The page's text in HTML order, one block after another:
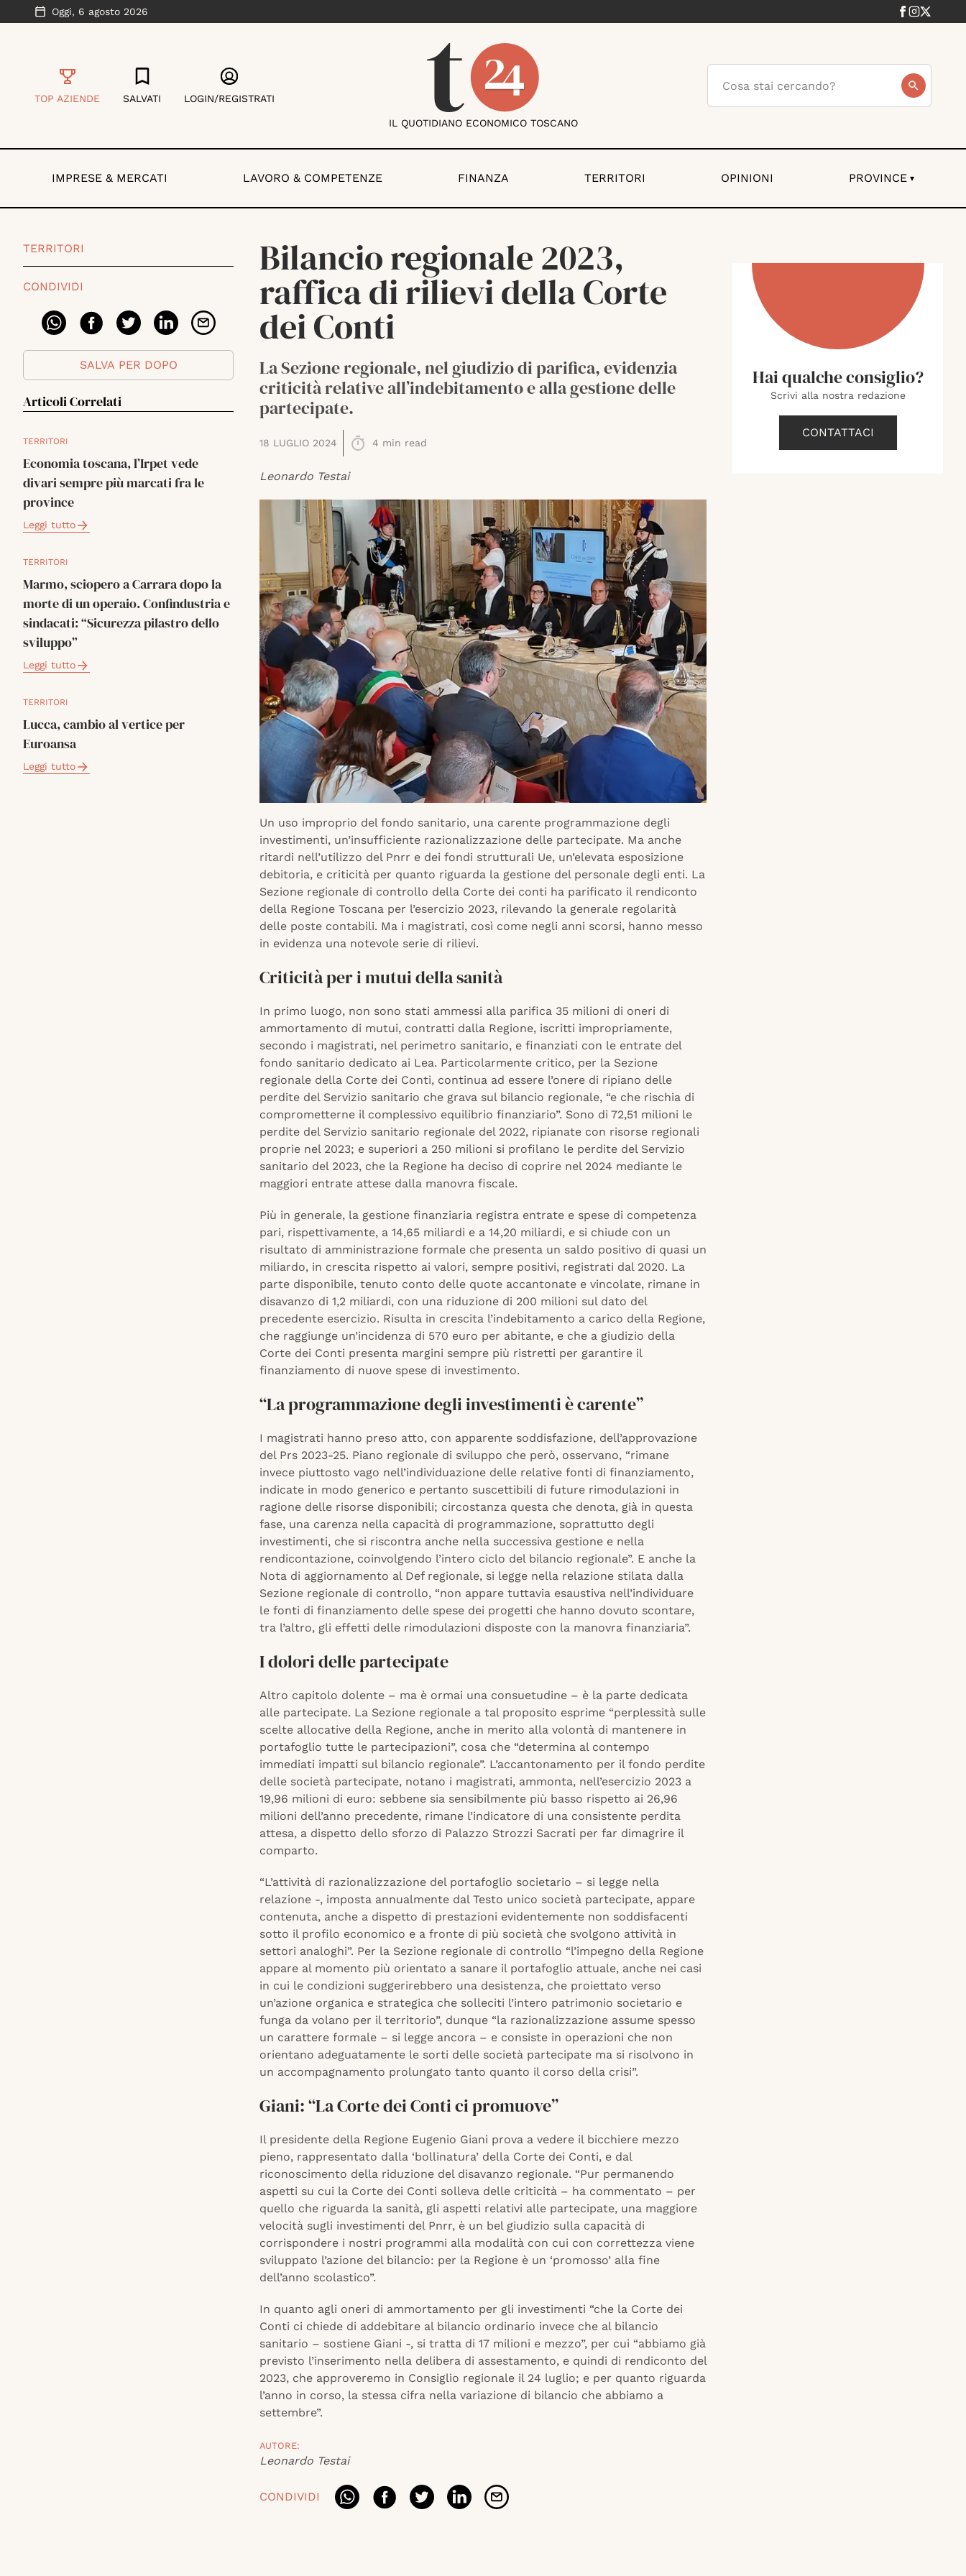
Oggi, 6 agosto 2026
TOP AZIENDE SALVATI LOGIN/REGISTRATI
IL QUOTIDIANO ECONOMICO TOSCANO
IMPRESE & MERCATI LAVORO & COMPETENZE FINANZA TERRITORI OPINIONI PROVINCE ▾
TERRITORI
CONDIVIDI
SALVA PER DOPO
Articoli Correlati
TERRITORI
Economia toscana, l’Irpet vede
divari sempre più marcati fra le
province
Leggi tutto
TERRITORI
Marmo, sciopero a Carrara dopo la
morte di un operaio. Confindustria e
sindacati: “Sicurezza pilastro dello
sviluppo”
Leggi tutto
TERRITORI
Lucca, cambio al vertice per
Euroansa
Leggi tutto
Bilancio regionale 2023,
raffica di rilievi della Corte
dei Conti
La Sezione regionale, nel giudizio di parifica, evidenzia
criticità relative all’indebitamento e alla gestione delle
partecipate.
18 LUGLIO 2024 4 min read
Leonardo Testai
Un uso improprio del fondo sanitario, una carente programmazione degli
investimenti, un’insufficiente razionalizzazione delle partecipate. Ma anche
ritardi nell’utilizzo del Pnrr e dei fondi strutturali Ue, un’elevata esposizione
debitoria, e criticità per quanto riguarda la gestione del personale degli enti. La
Sezione regionale di controllo della Corte dei conti ha parificato il rendiconto
della Regione Toscana per l’esercizio 2023, rilevando la generale regolarità
delle poste contabili. Ma i magistrati, così come negli anni scorsi, hanno messo
in evidenza una notevole serie di rilievi.
Criticità per i mutui della sanità
In primo luogo, non sono stati ammessi alla parifica 35 milioni di oneri di
ammortamento di mutui, contratti dalla Regione, iscritti impropriamente,
secondo i magistrati, nel perimetro sanitario, e finanziati con le entrate del
fondo sanitario dedicato ai Lea. Particolarmente critico, per la Sezione
regionale della Corte dei Conti, continua ad essere l’onere di ripiano delle
perdite del Servizio sanitario che grava sul bilancio regionale, “e che rischia di
comprometterne il complessivo equilibrio finanziario”. Sono di 72,51 milioni le
perdite del Servizio sanitario regionale del 2022, ripianate con risorse regionali
proprie nel 2023; e superiori a 250 milioni si profilano le perdite del Servizio
sanitario del 2023, che la Regione ha deciso di coprire nel 2024 mediante le
maggiori entrate attese dalla manovra fiscale.
Più in generale, la gestione finanziaria registra entrate e spese di competenza
pari, rispettivamente, a 14,65 miliardi e a 14,20 miliardi, e si chiude con un
risultato di amministrazione formale che presenta un saldo positivo di quasi un
miliardo, in crescita rispetto ai valori, sempre positivi, registrati dal 2020. La
parte disponibile, tenuto conto delle quote accantonate e vincolate, rimane in
disavanzo di 1,2 miliardi, con una riduzione di 200 milioni sul dato del
precedente esercizio. Risulta in crescita l’indebitamento a carico della Regione,
che raggiunge un’incidenza di 570 euro per abitante, e che a giudizio della
Corte dei Conti presenta margini sempre più ristretti per garantire il
finanziamento di nuove spese di investimento.
“La programmazione degli investimenti è carente”
I magistrati hanno preso atto, con apparente soddisfazione, dell’approvazione
del Prs 2023-25. Piano regionale di sviluppo che però, osservano, “rimane
invece piuttosto vago nell’individuazione delle relative fonti di finanziamento,
indicate in modo generico e pertanto suscettibili di future rimodulazioni in
ragione delle risorse disponibili; circostanza questa che denota, già in questa
fase, una carenza nella capacità di programmazione, soprattutto degli
investimenti, che si riscontra anche nella successiva gestione e nella
rendicontazione, coinvolgendo l’intero ciclo del bilancio regionale”. E anche la
Nota di aggiornamento al Def regionale, si legge nella relazione stilata dalla
Sezione regionale di controllo, “non appare tuttavia esaustiva nell’individuare
le fonti di finanziamento delle spese dei progetti che hanno dovuto scontare,
tra l’altro, gli effetti delle rimodulazioni disposte con la manovra finanziaria”.
I dolori delle partecipate
Altro capitolo dolente – ma è ormai una consuetudine – è la parte dedicata
alle partecipate. La Sezione regionale a tal proposito esprime “perplessità sulle
scelte allocative della Regione, anche in merito alla volontà di mantenere in
portafoglio tutte le partecipazioni”, cosa che “determina al contempo
immediati impatti sul bilancio regionale”. L’accantonamento per il fondo perdite
delle società partecipate, notano i magistrati, ammonta, nell’esercizio 2023 a
19,96 milioni di euro: sebbene sia sensibilmente più basso rispetto ai 26,96
milioni dell’anno precedente, rimane l’indicatore di una consistente perdita
attesa, a dispetto dello sforzo di Palazzo Strozzi Sacrati per far dimagrire il
comparto.
“L’attività di razionalizzazione del portafoglio societario – si legge nella
relazione -, imposta annualmente dal Testo unico società partecipate, appare
contenuta, anche a dispetto di prestazioni evidentemente non soddisfacenti
sotto il profilo economico e a fronte di più società che svolgono attività in
settori analoghi”. Per la Sezione regionale di controllo “l’impegno della Regione
appare al momento più orientato a sanare il portafoglio attuale, anche nei casi
in cui le condizioni suggerirebbero una desistenza, che proiettato verso
un’azione organica e strategica che solleciti l’intero patrimonio societario e
funga da volano per il territorio”, dunque “la razionalizzazione assume spesso
un carattere formale – si legge ancora – e consiste in operazioni che non
orientano adeguatamente le sorti delle società partecipate ma si risolvono in
un accompagnamento prolungato tanto quanto il corso della crisi”.
Giani: “La Corte dei Conti ci promuove”
Il presidente della Regione Eugenio Giani prova a vedere il bicchiere mezzo
pieno, rappresentato dalla ‘bollinatura’ della Corte dei Conti, e dal
riconoscimento della riduzione del disavanzo regionale. “Pur permanendo
aspetti su cui la Corte dei Conti solleva delle criticità – ha commentato – per
quello che riguarda la sanità, gli aspetti relativi alle partecipate, una maggiore
velocità sugli investimenti del Pnrr, è un bel giudizio sulla capacità di
corrispondere i nostri programmi alla modalità con cui con correttezza viene
sviluppato l’azione del bilancio: per la Regione è un ‘promosso’ alla fine
dell’anno scolastico”.
In quanto agli oneri di ammortamento per gli investimenti “che la Corte dei
Conti ci chiede di addebitare al bilancio ordinario invece che al bilancio
sanitario – sostiene Giani -, si tratta di 17 milioni e mezzo”, per cui “abbiamo già
previsto l’inserimento nella delibera di assestamento, e quindi di rendiconto del
2023, che approveremo in Consiglio regionale il 24 luglio; e per quanto riguarda
l’anno in corso, la stessa cifra nella variazione di bilancio che abbiamo a
settembre”.
AUTORE:
Leonardo Testai
CONDIVIDI
Hai qualche consiglio?
Scrivi alla nostra redazione
CONTATTACI